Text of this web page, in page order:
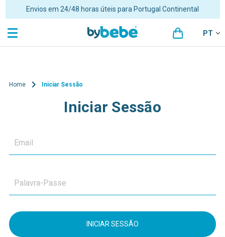
Envios em 24/48 horas úteis para Portugal Continental
PT
Home Iniciar Sessão
Iniciar Sessão